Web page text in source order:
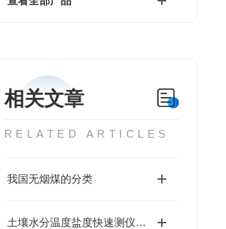
相关文章
RELATED ARTICLES
我国无烟煤的分类
土壤水分温度盐度快速测仪为草莓生长提供的适宜环境